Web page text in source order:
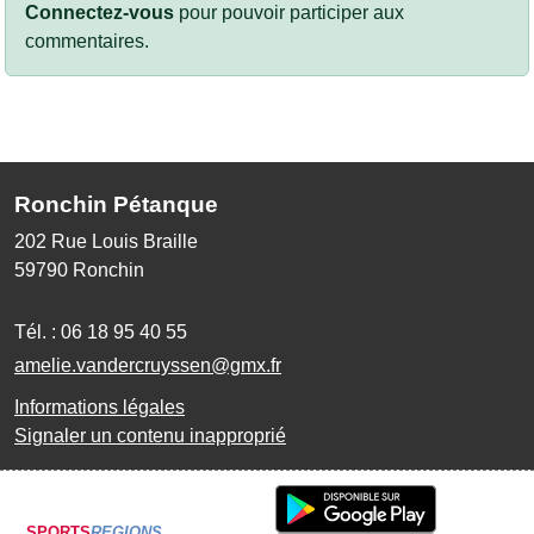
Connectez-vous pour pouvoir participer aux
commentaires.
Ronchin Pétanque
202 Rue Louis Braille
59790 Ronchin
Tél. : 06 18 95 40 55
amelie.vandercruyssen@gmx.fr
Informations légales
Signaler un contenu inapproprié